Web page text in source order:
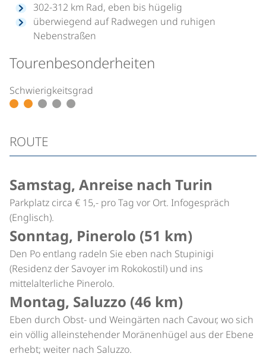
302-312 km Rad, eben bis hügelig
überwiegend auf Radwegen und ruhigen
Nebenstraßen
Tourenbesonderheiten
Schwierigkeitsgrad
ROUTE
Samstag, Anreise nach Turin
Parkplatz circa € 15,- pro Tag vor Ort. Infogespräch
(Englisch).
Sonntag, Pinerolo (51 km)
Den Po entlang radeln Sie eben nach Stupinigi
(Residenz der Savoyer im Rokokostil) und ins
mittelalterliche Pinerolo.
Montag, Saluzzo (46 km)
Eben durch Obst- und Weingärten nach Cavour, wo sich
ein völlig alleinstehender Moränenhügel aus der Ebene
erhebt; weiter nach Saluzzo.